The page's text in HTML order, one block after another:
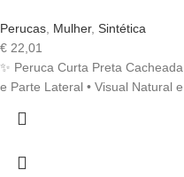
Perucas Mulher, Sintética
€ 22,01
✨ Peruca Curta Preta
e Parte Lateral • Visual Natural